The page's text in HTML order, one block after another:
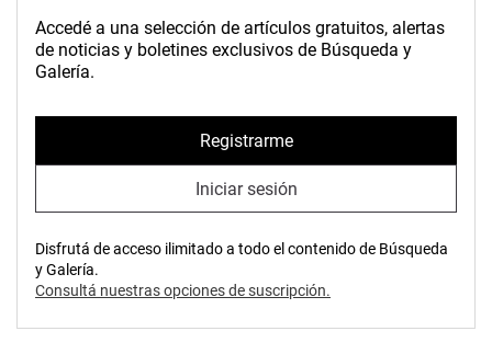
Accedé a una selección de artículos gratuitos, alertas
de noticias y boletines exclusivos de Búsqueda y
Galería.
Registrarme
Iniciar sesión
Disfrutá de acceso ilimitado a todo el contenido de Búsqueda
y Galería.
Consultá nuestras opciones de suscripción.